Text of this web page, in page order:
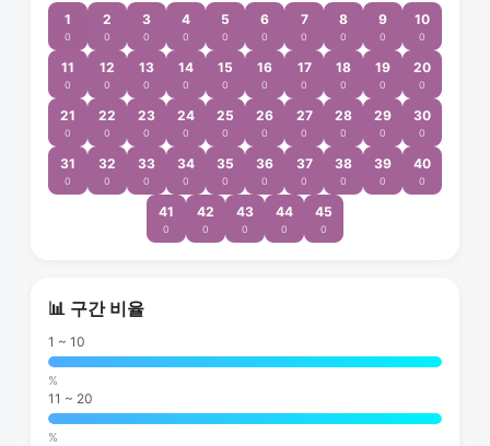
1
0
2
0
3
0
4
0
5
0
6
0
7
0
8
0
9
0
10
0
11
0
12
0
13
0
14
0
15
0
16
0
17
0
18
0
19
0
20
0
21
0
22
0
23
0
24
0
25
0
26
0
27
0
28
0
29
0
30
0
31
0
32
0
33
0
34
0
35
0
36
0
37
0
38
0
39
0
40
0
41
0
42
0
43
0
44
0
45
0
📊 구간 비율
1 ~ 10
%
11 ~ 20
%